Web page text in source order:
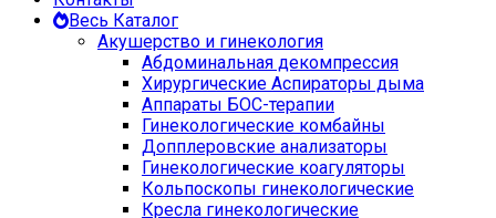
Весь Каталог
Акушерство и гинекология
Абдоминальная декомпрессия
Хирургические Аспираторы дыма
Аппараты БОС-терапии
Гинекологические комбайны
Допплеровские анализаторы
Гинекологические коагуляторы
Кольпоскопы гинекологические
Кресла гинекологические